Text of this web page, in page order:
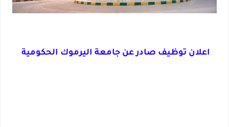
اعلان توظيف صادر عن جامعة اليرموك الحكومية